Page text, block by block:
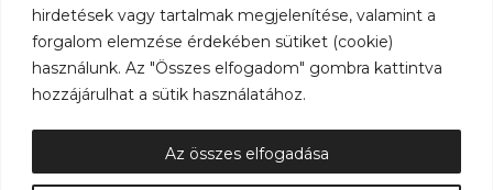
hirdetések vagy tartalmak megjelenítése, valamint a
forgalom elemzése érdekében sütiket (cookie)
használunk. Az "Összes elfogadom" gombra kattintva
hozzájárulhat a sütik használatához.
Az összes elfogadása